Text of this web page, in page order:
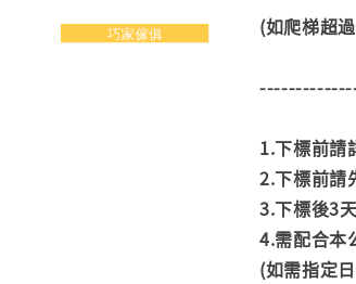
(如爬梯超
1.下標前請
2.下標前請
3.下標後3
4.需配合本
(如需指定